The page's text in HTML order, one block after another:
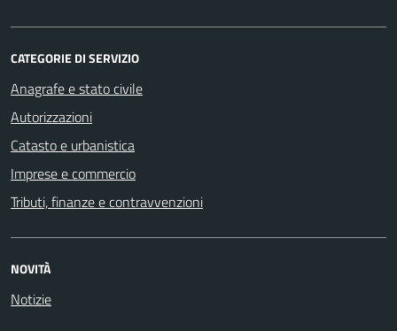
CATEGORIE DI SERVIZIO
Anagrafe e stato civile
Autorizzazioni
Catasto e urbanistica
Imprese e commercio
Tributi, finanze e contravvenzioni
NOVITÀ
Notizie